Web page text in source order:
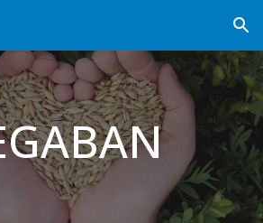
Skip to navigation